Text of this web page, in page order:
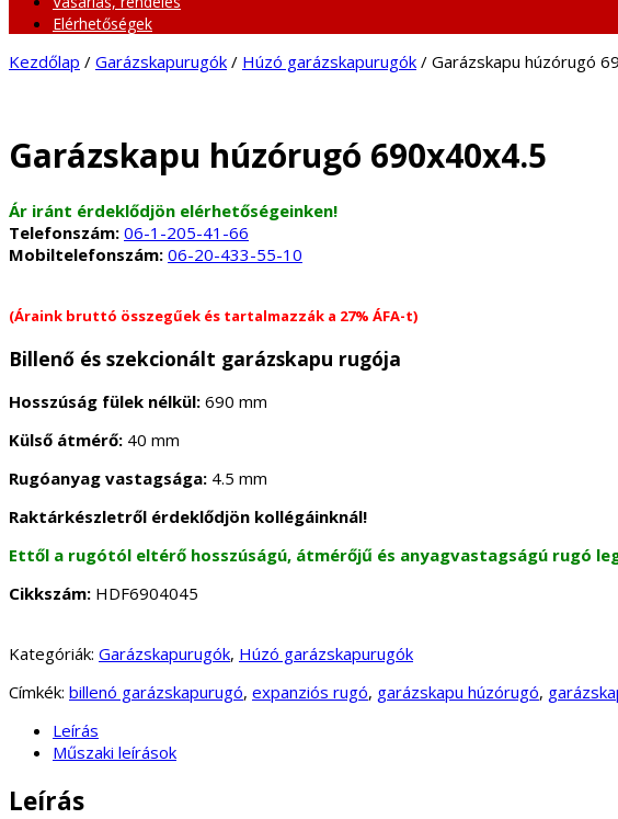
Elérhetőségek
Kezdőlap / Garázskapurugók / Húzó garázskapurugók / Garázskapu húzórugó
Garázskapu húzórugó 690x40x4.5
Ár iránt érdeklődjön elérhetőségeinken!
Telefonszám: 06-1-205-41-66
Mobiltelefonszám: 06-20-433-55-10
(Áraink bruttó összegűek és tartalmazzák a 27% ÁFA-t)
Billenő és szekcionált garázskapu rugója
Hosszúság fülek nélkül: 690 mm
Külső átmérő: 40 mm
Rugóanyag vastagsága: 4.5 mm
Raktárkészletről érdeklődjön kollégáinknál!
Ettől a rugótól eltérő hosszúságú, átmérőjű és anyagvastagságú rugó
Cikkszám: HDF6904045
Kategóriák: Garázskapurugók, Húzó garázskapurugók
Címkék: billenó garázskapurugó, expanziós rugó, garázskapu húzórugó,
Leírás
Műszaki leírások
Leírás